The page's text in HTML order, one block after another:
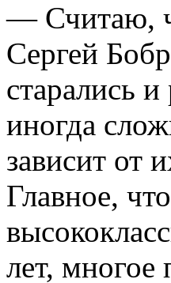
— Считаю,
Сергей
старались
иногда
зависит от
Главное,
лет, многое